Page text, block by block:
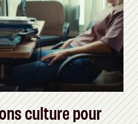
culture pour